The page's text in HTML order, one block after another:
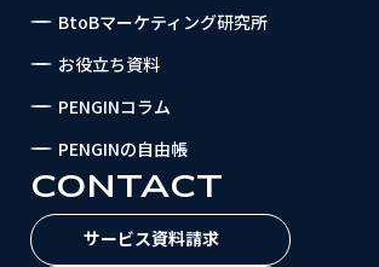
BtoBマーケティング研究所
お役立ち資料
PENGINコラム
PENGINの自由帳
CONTACT
サービス資料請求